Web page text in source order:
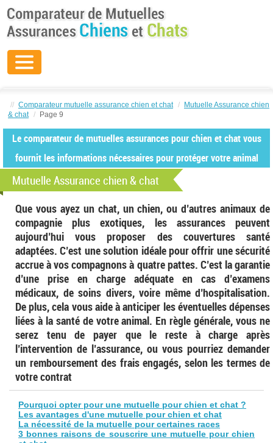
// Comparateur mutuelle assurance chien et chat /
Mutuelle Assurance chien
& chat / Page 9
Le comparateur de mutuelles assurances pour chien et chat vous
fournit les informations nécessaires pour protéger votre animal
Mutuelle Assurance chien & chat
Que vous ayez un chat, un chien, ou d’autres animaux de
compagnie plus exotiques, les assurances peuvent
aujourd’hui vous proposer des couvertures santé
adaptées. C’est une solution idéale pour offrir une sécurité
accrue à vos compagnons à quatre pattes. C’est la garantie
d’une prise en charge adéquate en cas d’examens
médicaux, de soins divers, voire même d’hospitalisation.
De plus, cela vous aide à anticiper les éventuelles dépenses
liées à la santé de votre animal. En règle générale, vous ne
serez tenu de payer que le reste à charge après
l’intervention de l’assurance, ou vous pourriez demander
un remboursement des frais engagés, selon les termes de
votre contrat
Pourquoi opter pour une mutuelle pour chien et chat ?
Les avantages d'une mutuelle pour chien et chat
La nécessité de la mutuelle pour certaines races
3 bonnes raisons de souscrire une mutuelle pour chien